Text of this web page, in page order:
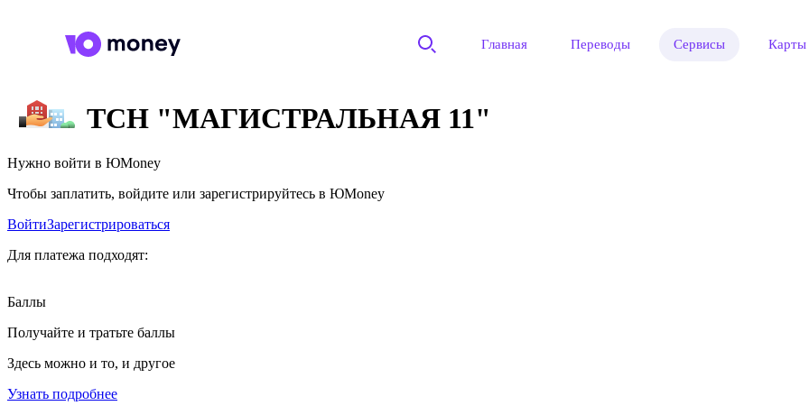
Главная Переводы Сервисы Карты
ТСН "МАГИСТРАЛЬНАЯ 11"
Нужно войти в ЮMoney
Чтобы заплатить, войдите или зарегистрируйтесь в ЮMoney
ВойтиЗарегистрироваться
Для платежа подходят:
Баллы
Получайте и тратьте баллы
Здесь можно и то, и другое
Узнать подробнее